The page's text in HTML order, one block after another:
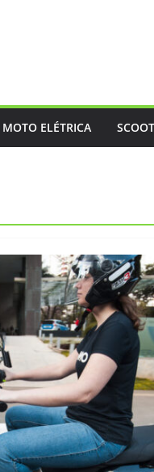
MOTO ELÉTRICA